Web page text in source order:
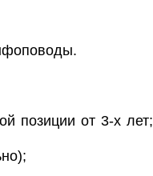
позиции от 3-х лет;